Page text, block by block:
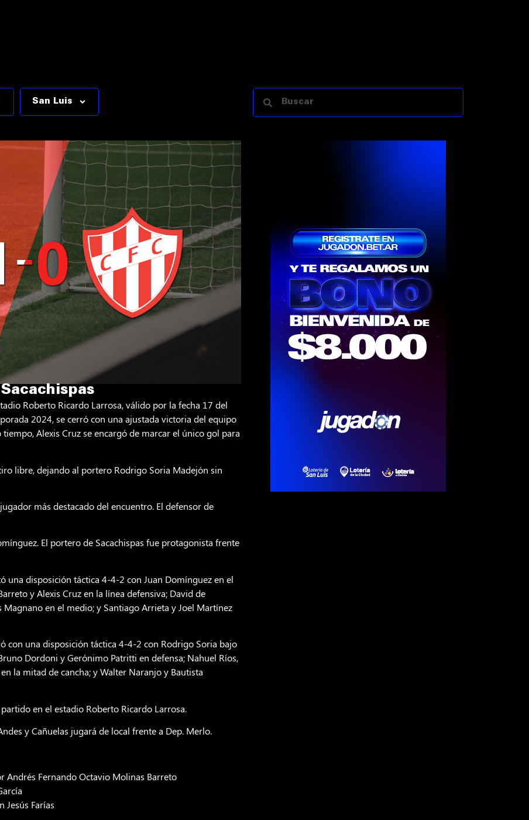
San Luis
Roberto Ricardo Larrosa, válido por la fecha 17 del
2024, se cerró con una ajustada victoria del equipo
Alexis Cruz se encargó de marcar el único gol para
libre, dejando al portero Rodrigo Soria Madejón sin
más destacado del encuentro. El defensor de
El portero de Sacachispas fue protagonista frente
una disposición táctica 4-4-2 con Juan Domínguez en el
y Alexis Cruz en la línea defensiva; David de
Magnano en el medio; y Santiago Arrieta y Joel Martínez
con una disposición táctica 4-4-2 con Rodrigo Soria bajo
Dordoni y Gerónimo Patritti en defensa; Nahuel Ríos,
la mitad de cancha; y Walter Naranjo y Bautista
en el estadio Roberto Ricardo Larrosa.
y Cañuelas jugará de local frente a Dep. Merlo.
Andrés Fernando Octavio Molinas Barreto
Jesús Farías